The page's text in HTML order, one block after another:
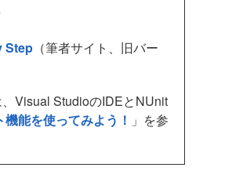
Step （筆者サイト、旧バー
Visual StudioのIDEとNUnit
能を使ってみよう！ 」を参